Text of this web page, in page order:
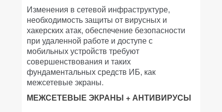
Изменения в сетевой инфраструктуре,
необходимость защиты от вирусных и
хакерских атак, обеспечение безопасности
при удаленной работе и доступе с
мобильных устройств требуют
совершенствования и таких
фундаментальных средств ИБ, как
межсетевые экраны.
МЕЖСЕТЕВЫЕ ЭКРАНЫ + АНТИВИРУСЫ